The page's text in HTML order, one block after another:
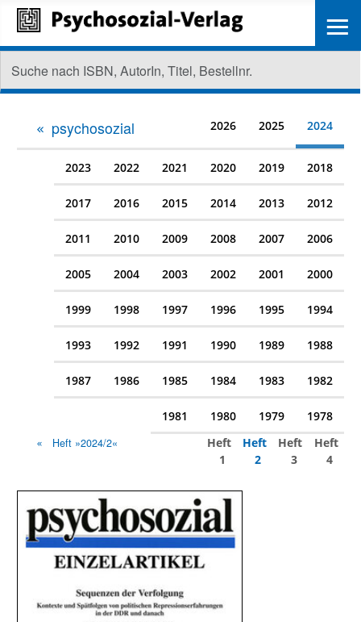
psychosozial 2026 2025 2024
2023 2022 2021 2020 2019 2018
2017 2016 2015 2014 2013 2012
2011 2010 2009 2008 2007 2006
2005 2004 2003 2002 2001 2000
1999 1998 1997 1996 1995 1994
1993 1992 1991 1990 1989 1988
1987 1986 1985 1984 1983 1982
1981 1980 1979 1978
Heft »2024/2«
Heft
1
Heft
2
Heft
3
Heft
4
≡